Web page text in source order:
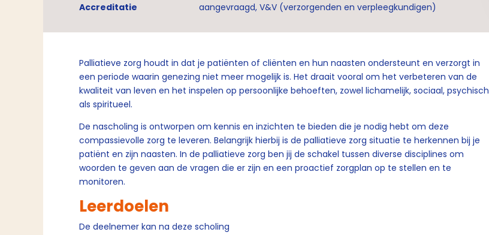
Accreditatie
aangevraagd, V&V (verzorgenden en verpleegkundigen)
Palliatieve zorg houdt in dat je patiënten of cliënten en hun naasten ondersteunt en verzorgt in
een periode waarin genezing niet meer mogelijk is. Het draait vooral om het verbeteren van de
kwaliteit van leven en het inspelen op persoonlijke behoeften, zowel lichamelijk, sociaal, psychisch
als spiritueel.
De nascholing is ontworpen om kennis en inzichten te bieden die je nodig hebt om deze
compassievolle zorg te leveren. Belangrijk hierbij is de palliatieve zorg situatie te herkennen bij je
patiënt en zijn naasten. In de palliatieve zorg ben jij de schakel tussen diverse disciplines om
woorden te geven aan de vragen die er zijn en een proactief zorgplan op te stellen en te
monitoren.
Leerdoelen
De deelnemer kan na deze scholing